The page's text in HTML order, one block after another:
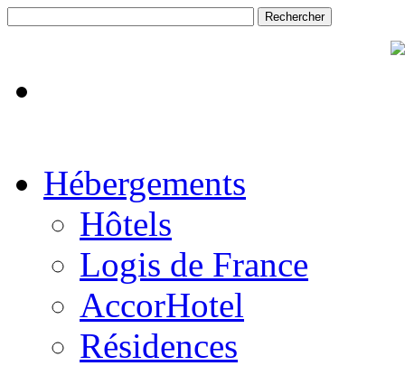
Hébergements
Hôtels
Logis de France
AccorHotel
Résidences